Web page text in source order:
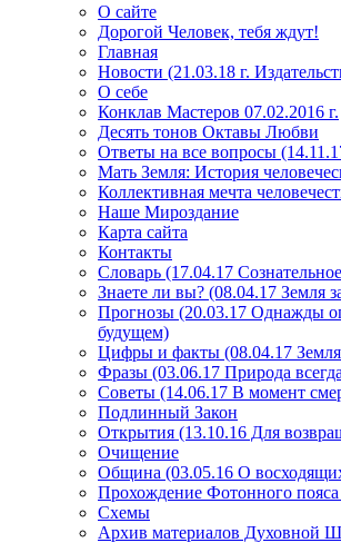
О сайте
Дорогой Человек, тебя ждут!
Главная
Новости (21.03.18 г.
О себе
Конклав Мастеров 07.02.2016 г.
Десять тонов Октавы Любви
Ответы на все вопросы
Мать Земля: История
Коллективная мечта
Наше Мироздание
Карта сайта
Контакты
Словарь (17.04.17
Знаете ли вы? (08.04.17 Земля
Прогнозы (20.03.17 Однажды
будущем)
Цифры и факты (08.04.17
Фразы (03.06.17 Природа
Советы (14.06.17 В момент
Подлинный Закон
Открытия (13.10.16 Для
Очищение
Община (03.05.16 О
Прохождение Фотонного
Схемы
Архив материалов Духовной